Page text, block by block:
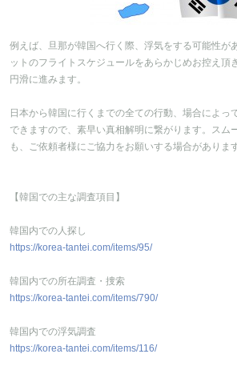
例えば、旦那が韓国へ行く際、浮気をする可能性が
ットのフライトスケジュールをあらかじめお控え頂
円滑に進みます。
日本から韓国に行くまでの全ての行動、場合によっ
できますので、素早い真相解明に繋がります。スム
も、ご依頼者様にご協力をお願いする場合があります
【韓国での主な調査項目】
韓国内での人探し
https://korea-tantei.com/items/95/
韓国内での所在調査・捜索
https://korea-tantei.com/items/790/
韓国内での浮気調査
https://korea-tantei.com/items/116/